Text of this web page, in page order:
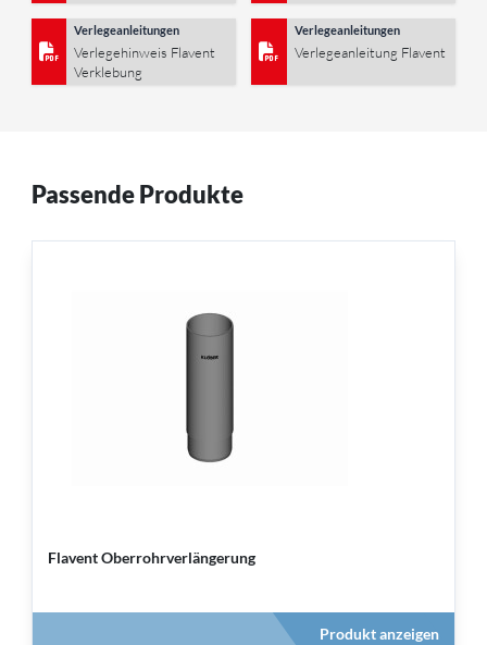
Verlegeanleitungen
Verlegehinweis Flavent
Verklebung
Verlegeanleitungen
Verlegeanleitung Flavent
Passende Produkte
Flavent Oberrohrverlängerung
Produkt anzeigen